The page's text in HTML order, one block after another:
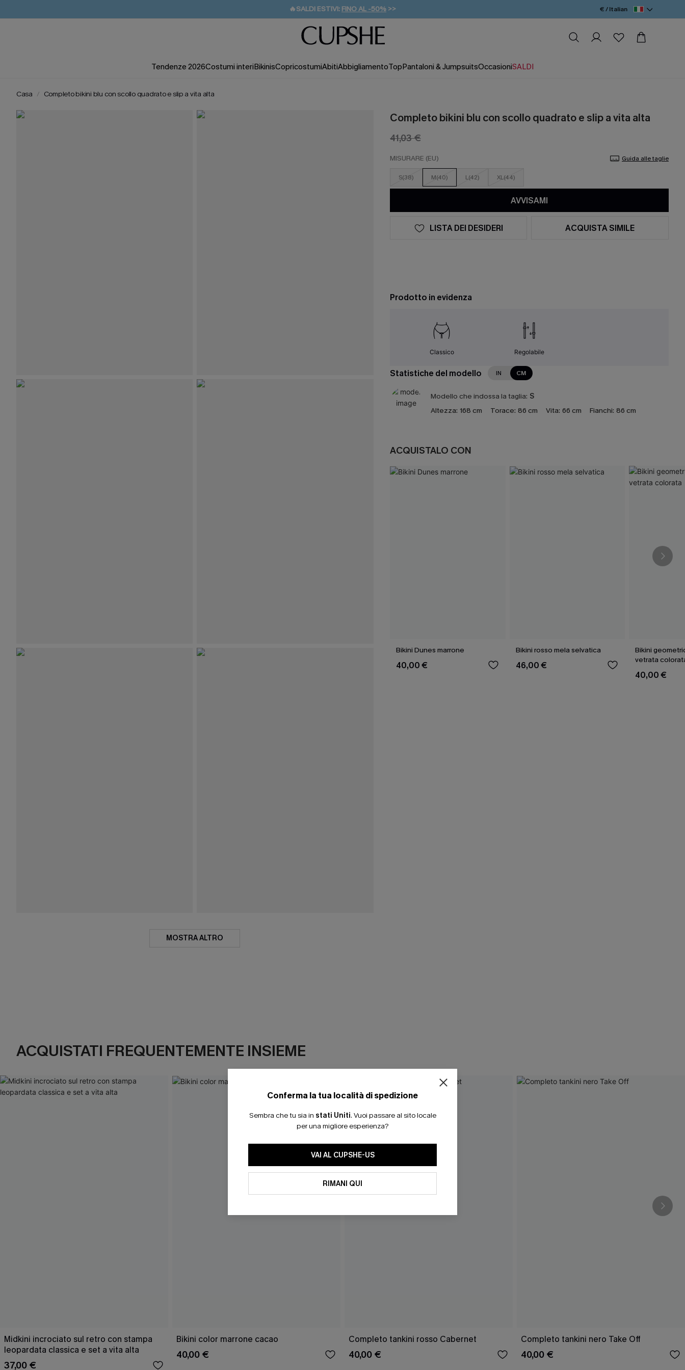
🔥SALDI ESTIVI: FINO AL -50% >>
🚚SPEDIZIONE GRATUITA DA 49€
💌REGALO PER I NUOVI: 20% DI SCONTO*
€ / Italian
Tendenze 2026Costumi interiBikinisCopricostumiAbitiAbbigliamentoTopPantaloni & JumpsuitsOccasioniSALDI
Casa Completo bikini blu con scollo quadrato e slip a vita alta
MOSTRA ALTRO
Completo bikini blu con scollo quadrato e slip a vita alta
41,03 €
MISURARE (EU) Guida alle taglie
S(38) M(40) L(42) XL(44)
AVVISAMI
LISTA DEI DESIDERI ACQUISTA SIMILE
Prodotto in evidenza
Classico Regolabile
Statistiche del modello IN CM
Modello che indossa la taglia: S
Altezza: 168 cm Torace: 86 cm Vita: 66 cm Fianchi: 86 cm
ACQUISTALO CON
Bikini Dunes marrone
40,00 €
Bikini rosso mela selvatica
46,00 €
Bikini
vetrata
40,00 €
ACQUISTATI FREQUENTEMENTE INSIEME
Midkini incrociato sul retro con stampa
leopardata classica e set a vita alta
37,00 €
Bikini color marrone cacao
40,00 €
Completo tankini rosso Cabernet
40,00 €
Completo tankini nero Take Off
40,00 €
Conferma la tua località di spedizione
Sembra che tu sia in stati Uniti. Vuoi passare al sito locale
per una migliore esperienza?
VAI AL CUPSHE-US
RIMANI QUI